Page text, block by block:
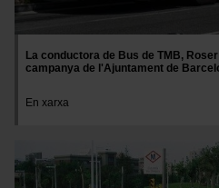
La conductora de Bus de TMB,
campanya de l'Ajuntament de
En xarxa